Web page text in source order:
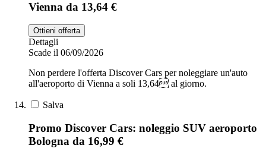
Vienna da 13,64 €
Ottieni offerta
Dettagli
Scade il 06/09/2026
Non perdere l'offerta Discover Cars per noleggiare un'auto
all'aeroporto di Vienna a soli 13,64 al giorno.
Salva
Promo Discover Cars: noleggio SUV aeroporto
Bologna da 16,99 €